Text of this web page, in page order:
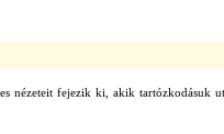
nézeteit fejezik ki, akik